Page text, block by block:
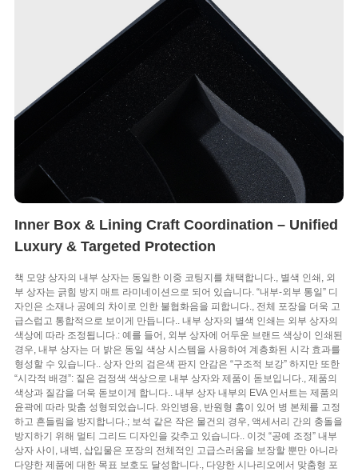
Inner Box & Lining Craft Coordination – Unified
Luxury & Targeted Protection
책 모양 상자의 내부 상자는 동일한 이중 코팅지를 채택합니다., 별색 인쇄, 외
부 상자는 긁힘 방지 매트 라미네이션으로 되어 있습니다. “내부-외부 통일” 디
자인은 소재나 공예의 차이로 인한 불협화음을 피합니다., 전체 포장을 더욱 고
급스럽고 통합적으로 보이게 만듭니다.. 내부 상자의 별색 인쇄는 외부 상자의
색상에 따라 조정됩니다.: 예를 들어, 외부 상자에 어두운 브랜드 색상이 인쇄된
경우, 내부 상자는 더 밝은 동일 색상 시스템을 사용하여 계층화된 시각 효과를
형성할 수 있습니다.. 상자 안의 검은색 판지 안감은 “구조적 보강” 하지만 또한
“시각적 배경”: 짙은 검정색 색상으로 내부 상자와 제품이 돋보입니다., 제품의
색상과 질감을 더욱 돋보이게 합니다.. 내부 상자 내부의 EVA 인서트는 제품의
윤곽에 따라 맞춤 성형되었습니다. 와인병용, 반원형 홈이 있어 병 본체를 고정
하고 흔들림을 방지합니다.; 보석 같은 작은 물건의 경우, 액세서리 간의 충돌을
방지하기 위해 멀티 그리드 디자인을 갖추고 있습니다.. 이것 “공예 조정” 내부
상자 사이, 내벽, 삽입물은 포장의 전체적인 고급스러움을 보장할 뿐만 아니라
다양한 제품에 대한 목표 보호도 달성합니다., 다양한 시나리오에서 맞춤형 포